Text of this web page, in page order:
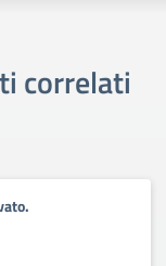
correlati